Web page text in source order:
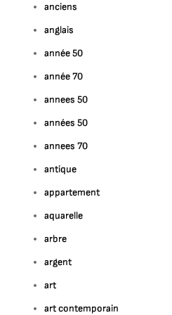
anciens
anglais
année 50
année 70
annees 50
années 50
annees 70
antique
appartement
aquarelle
arbre
argent
art
art contemporain